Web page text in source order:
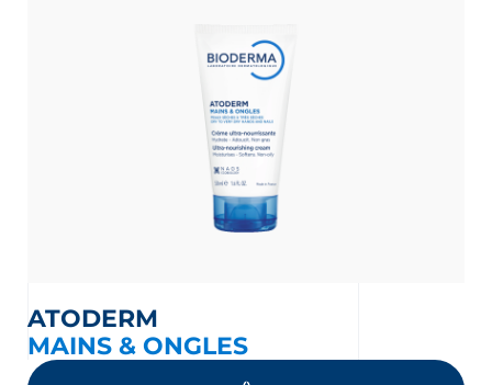
ATODERM
MAINS & ONGLES